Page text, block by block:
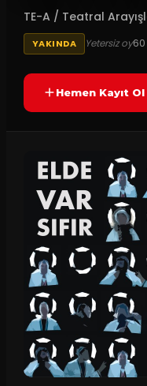
TE-A / Teatral
YAKINDA Yetersiz oy60
Hemen Kayıt Ol